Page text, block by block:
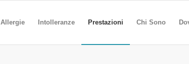
Allergie Intolleranze Prestazioni Chi Sono